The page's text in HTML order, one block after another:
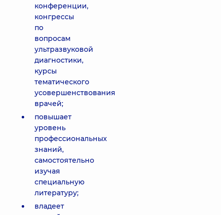
конференции,
конгрессы
по
вопросам
ультразвуковой
диагностики,
курсы
тематического
усовершенствования
врачей;
повышает
уровень
профессиональных
знаний,
самостоятельно
изучая
специальную
литературу;
владеет